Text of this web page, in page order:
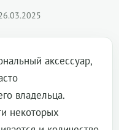
аксессуар,
владельца.
некоторых